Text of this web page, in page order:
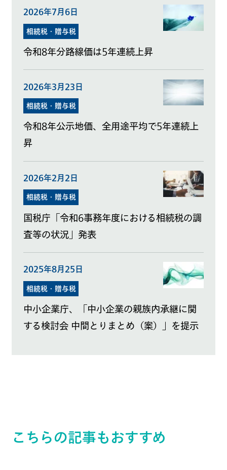
2026年7月6日
相続税・贈与税
令和8年分路線価は5年連続上昇
2026年3月23日
相続税・贈与税
令和8年公示地価、全用途平均で5年連続上
昇
2026年2月2日
相続税・贈与税
国税庁「令和6事務年度における相続税の調
査等の状況」発表
2025年8月25日
相続税・贈与税
中小企業庁、「中小企業の親族内承継に関
する検討会 中間とりまとめ（案）」を提示
こちらの記事もおすすめ